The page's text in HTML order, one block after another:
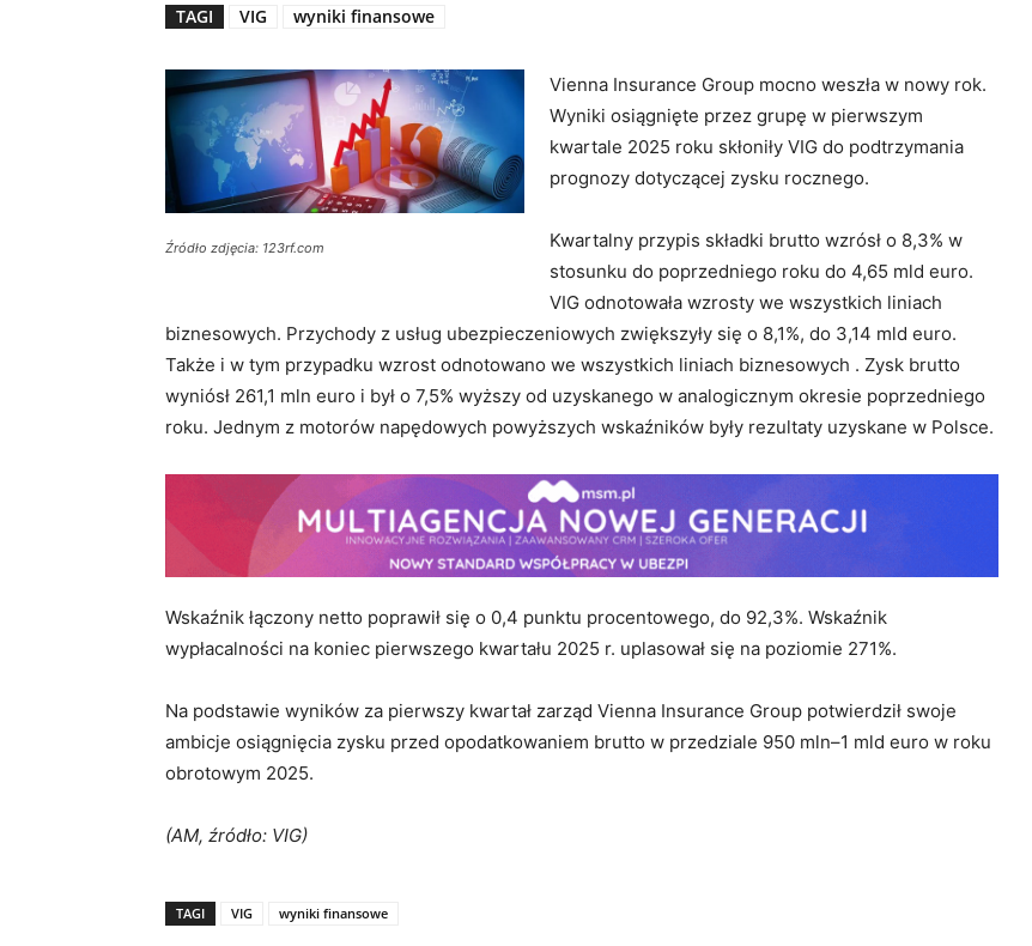
TAGI VIG wyniki finansowe
Źródło zdjęcia: 123rf.com
Vienna Insurance Group mocno weszła w nowy rok.
Wyniki osiągnięte przez grupę w pierwszym
kwartale 2025 roku skłoniły VIG do podtrzymania
prognozy dotyczącej zysku rocznego.
Kwartalny przypis składki brutto wzrósł o 8,3% w
stosunku do poprzedniego roku do 4,65 mld euro.
VIG odnotowała wzrosty we wszystkich liniach
biznesowych. Przychody z usług ubezpieczeniowych zwiększyły się o 8,1%, do 3,14 mld euro.
Także i w tym przypadku wzrost odnotowano we wszystkich liniach biznesowych . Zysk brutto
wyniósł 261,1 mln euro i był o 7,5% wyższy od uzyskanego w analogicznym okresie poprzedniego
roku. Jednym z motorów napędowych powyższych wskaźników były rezultaty uzyskane w Polsce.
Wskaźnik łączony netto poprawił się o 0,4 punktu procentowego, do 92,3%. Wskaźnik
wypłacalności na koniec pierwszego kwartału 2025 r. uplasował się na poziomie 271%.
Na podstawie wyników za pierwszy kwartał zarząd Vienna Insurance Group potwierdził swoje
ambicje osiągnięcia zysku przed opodatkowaniem brutto w przedziale 950 mln–1 mld euro w roku
obrotowym 2025.
(AM, źródło: VIG)
TAGI VIG wyniki finansowe
Miło Cię widzieć. Zapisz się na newsletter ubezpieczeniowy!